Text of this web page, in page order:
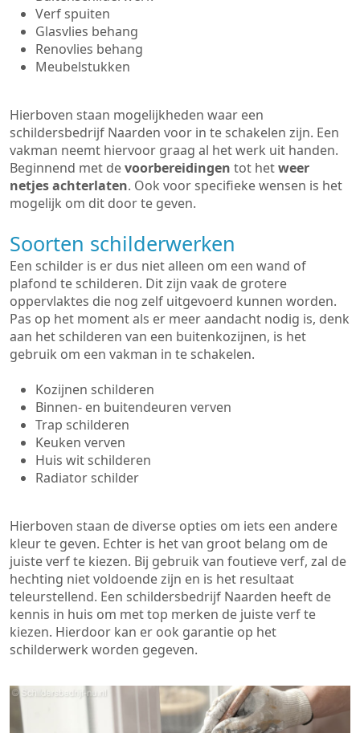
Verf spuiten
Glasvlies behang
Renovlies behang
Meubelstukken
Hierboven staan mogelijkheden waar een
schildersbedrijf Naarden voor in te schakelen zijn. Een
vakman neemt hiervoor graag al het werk uit handen.
Beginnend met devoorbereidingen tot hetweer
netjes achterlaten. Ook voor specifieke wensen is het
mogelijk om dit door te geven.
Soorten schilderwerken
Een schilder is er dus niet alleen om een wand of
plafond te schilderen. Dit zijn vaak de grotere
oppervlaktes die nog zelf uitgevoerd kunnen worden.
Pas op het moment als er meer aandacht nodig is, denk
aan het schilderen van een buitenkozijnen, is het
gebruik om een vakman in te schakelen.
Kozijnen schilderen
Binnen- en buitendeuren verven
Trap schilderen
Keuken verven
Huis wit schilderen
Radiator schilder
Hierboven staan de diverse opties om iets een andere
kleur te geven. Echter is het van groot belang om de
juiste verf te kiezen. Bij gebruik van foutieve verf, zal de
hechting niet voldoende zijn en is het resultaat
teleurstellend. Een schildersbedrijf Naarden heeft de
kennis in huis om met top merken de juiste verf te
kiezen. Hierdoor kan er ook garantie op het
schilderwerk worden gegeven.